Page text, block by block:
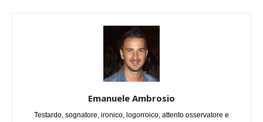
Emanuele Ambrosio
Testardo, sognatore, ironico, logorroico, attento osservatore e